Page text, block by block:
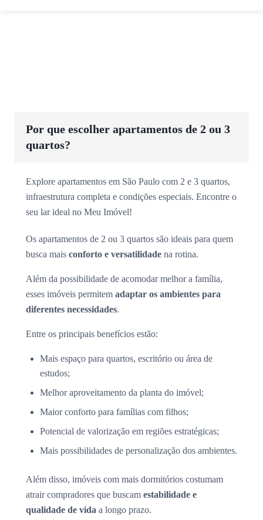
Por que escolher apartamentos de 2 ou 3
quartos?
Explore apartamentos em São Paulo com 2 e 3 quartos,
infraestrutura completa e condições especiais. Encontre o
seu lar ideal no Meu Imóvel!
Os apartamentos de 2 ou 3 quartos são ideais para quem
busca mais conforto e versatilidade na rotina.
Além da possibilidade de acomodar melhor a família,
esses imóveis permitem adaptar os ambientes para
diferentes necessidades.
Entre os principais benefícios estão:
Mais espaço para quartos, escritório ou área de
estudos;
Melhor aproveitamento da planta do imóvel;
Maior conforto para famílias com filhos;
Potencial de valorização em regiões estratégicas;
Mais possibilidades de personalização dos ambientes.
Além disso, imóveis com mais dormitórios costumam
atrair compradores que buscam estabilidade e
qualidade de vida a longo prazo.